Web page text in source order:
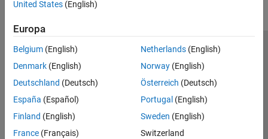
United States (English)
Europa
Belgium (English)
Denmark (English)
Deutschland (Deutsch)
España (Español)
Finland (English)
France (Français)
Netherlands(English)
Norway(English)
Österreich (Deutsch)
Portugal (English)
Sweden (English)
Switzerland
Trust Center
Datenschutz-Richtlinien
Datendiebstahl verhindern
Status von Anwendungen
© 1994-2026 The MathWorks, Inc.
Website auswählen
Deutschland